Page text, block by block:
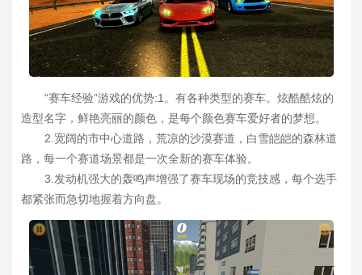
“赛车经验”游戏的优势:1。有各种类型的赛车。炫酷酷炫的
造型名字，鲜艳亮丽的颜色，是每个颜色赛车爱好者的梦想。
2.宽阔的市中心道路，荒凉的沙漠赛道，白雪皑皑的森林道
路，每一个赛道场景都是一次全新的赛车体验。
3.发动机强大的轰鸣声增强了赛车现场的竞技感，每个选手
都紧张而急切地握着方向盘。